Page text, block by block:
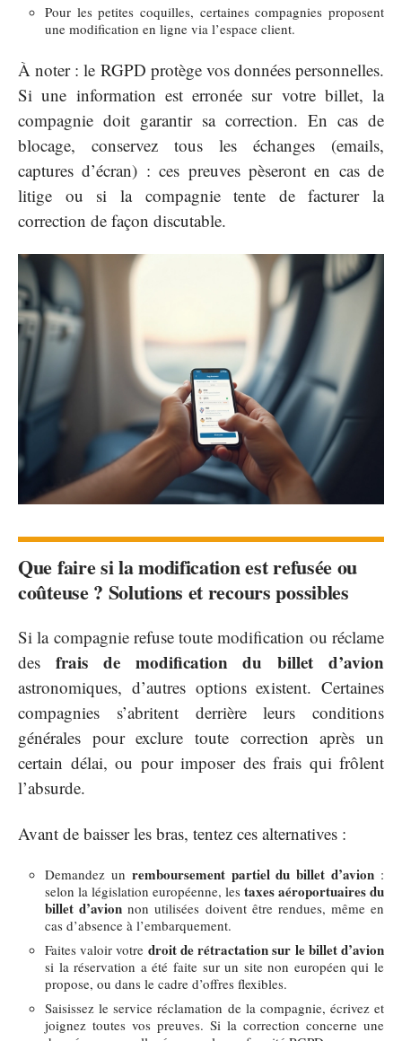
Pour les petites coquilles, certaines compagnies proposent
une modification en ligne via l’espace client.
À noter : le RGPD protège vos données personnelles.
Si une information est erronée sur votre billet, la
compagnie doit garantir sa correction. En cas de
blocage, conservez tous les échanges (emails,
captures d’écran) : ces preuves pèseront en cas de
litige ou si la compagnie tente de facturer la
correction de façon discutable.
Que faire si la modification est refusée ou
coûteuse ? Solutions et recours possibles
Si la compagnie refuse toute modification ou réclame
des frais de modification du billet d’avion
astronomiques, d’autres options existent. Certaines
compagnies s’abritent derrière leurs conditions
générales pour exclure toute correction après un
certain délai, ou pour imposer des frais qui frôlent
l’absurde.
Avant de baisser les bras, tentez ces alternatives :
Demandez un remboursement partiel du billet d’avion :
selon la législation européenne, les taxes aéroportuaires du
billet d’avion non utilisées doivent être rendues, même en
cas d’absence à l’embarquement.
Faites valoir votre droit de rétractation sur le billet d’avion
si la réservation a été faite sur un site non européen qui le
propose, ou dans le cadre d’offres flexibles.
Saisissez le service réclamation de la compagnie, écrivez et
joignez toutes vos preuves. Si la correction concerne une